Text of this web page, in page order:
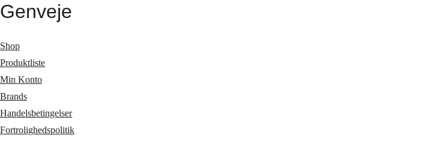
Genveje
Shop
Produktliste
Min Konto
Brands
Handelsbetingelser
Fortrolighedspolitik